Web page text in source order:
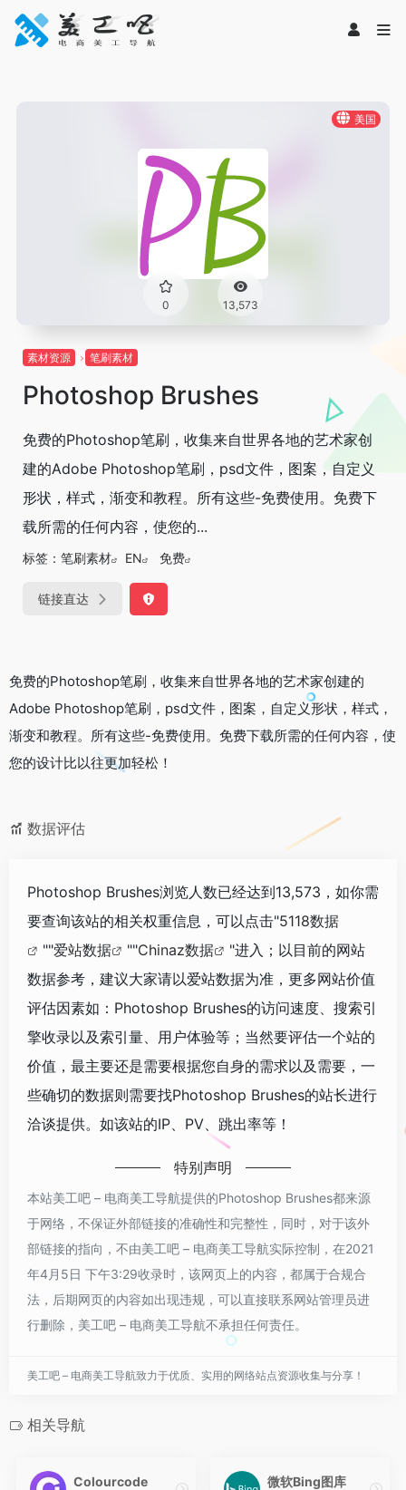
美国
0 13,573
素材资源 笔刷素材
Photoshop Brushes
免费的Photoshop笔刷，收集来自世界各地的艺术家创
建的Adobe Photoshop笔刷，psd文件，图案，自定义
形状，样式，渐变和教程。所有这些-免费使用。免费下
载所需的任何内容，使您的...
标签： 笔刷素材 EN 免费
链接直达
免费的Photoshop笔刷，收集来自世界各地的艺术家创建的
Adobe Photoshop笔刷，psd文件，图案，自定义形状，样式，
渐变和教程。所有这些-免费使用。免费下载所需的任何内容，使
您的设计比以往更加轻松！
数据评估
Photoshop Brushes浏览人数已经达到13,573，如你需
要查询该站的相关权重信息，可以点击"5118数据
""爱站数据 ""Chinaz数据
"进入；以目前的网站
数据参考，建议大家请以爱站数据为准，更多网站价值
评估因素如：Photoshop Brushes的访问速度、搜索引
擎收录以及索引量、用户体验等；当然要评估一个站的
价值，最主要还是需要根据您自身的需求以及需要，一
些确切的数据则需要找Photoshop Brushes的站长进行
洽谈提供。如该站的IP、PV、跳出率等！
特别声明
本站美工吧 – 电商美工导航提供的Photoshop Brushes都来源
于网络，不保证外部链接的准确性和完整性，同时，对于该外
部链接的指向，不由美工吧 – 电商美工导航实际控制，在2021
年4月5日 下午3:29收录时，该网页上的内容，都属于合规合
法，后期网页的内容如出现违规，可以直接联系网站管理员进
行删除，美工吧 – 电商美工导航不承担任何责任。
美工吧 – 电商美工导航致力于优质、实用的网络站点资源收集与分享！
相关导航
Colourcode 微软Bing图库